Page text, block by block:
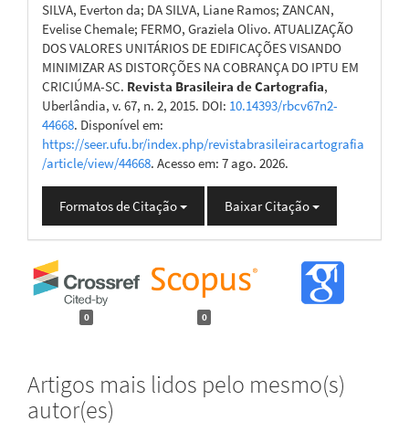
SILVA, Everton da; DA SILVA, Liane Ramos; ZANCAN,
Evelise Chemale; FERMO, Graziela Olivo. ATUALIZAÇÃO
DOS VALORES UNITÁRIOS DE EDIFICAÇÕES VISANDO
MINIMIZAR AS DISTORÇÕES NA COBRANÇA DO IPTU EM
CRICIÚMA-SC. Revista Brasileira de Cartografia,
Uberlândia, v. 67, n. 2, 2015. DOI: 10.14393/rbcv67n2-
44668. Disponível em:
https://seer.ufu.br/index.php/revistabrasileiracartografia
/article/view/44668. Acesso em: 7 ago. 2026.
Formatos de Citação Baixar Citação
0 0
Artigos mais lidos pelo mesmo(s)
autor(es)